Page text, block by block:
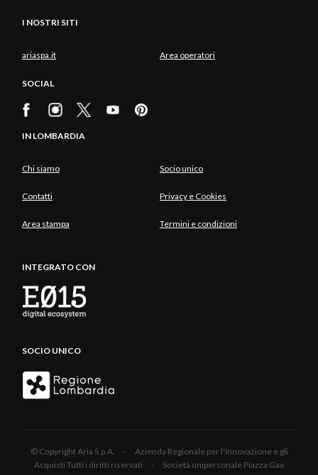
I NOSTRI SITI
ariaspa.it Area operatori
SOCIAL
IN LOMBARDIA
Chi siamo Socio unico
Contatti Privacy e Cookies
Area stampa Termini e condizioni
INTEGRATO CON
SOCIO UNICO
© Copyright Aria S.p.A. - Azienda Regionale per l'Innovazione e gli
Acquisti Tutti i diritti riservati - Società unipersonale Piazza Gae